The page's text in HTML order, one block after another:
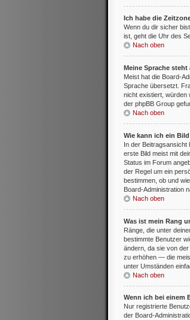
Ich habe die
Wenn du dir sicher
ist, geht die Uhr des
Nach oben
Meine Sprache
Meist hat die Board-
Sprache übersetzt.
nicht existiert, würden
der phpBB Group
Nach oben
Wie kann ich ein
In der Beitragsansicht
erste Bild meist mit
Status im Forum
der Regel um ein
bestimmen, ob und
Board-Administration
Nach oben
Was ist mein Rang
Ränge, die unter
bestimmte Benutzer
ändern, da sie von
zu erhöhen — die
unter Umständen
Nach oben
Wenn ich bei einem
Nur registrierte
der Board-